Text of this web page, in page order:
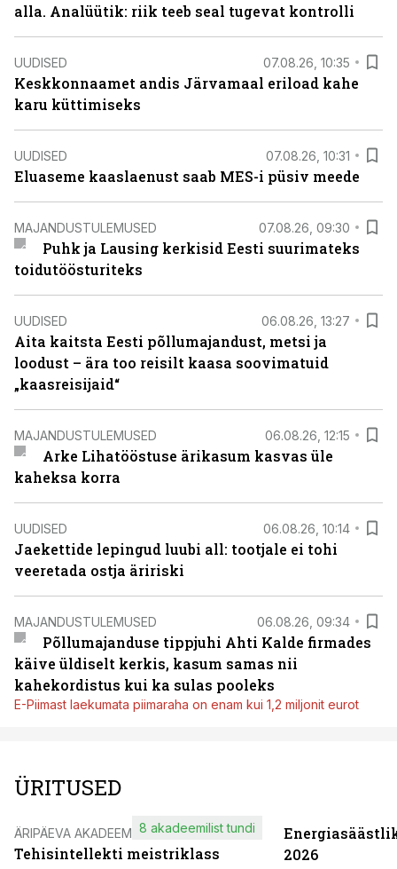
alla. Analüütik: riik teeb seal tugevat kontrolli
UUDISED 07.08.26, 10:35
Keskkonnaamet andis Järvamaal eriload kahe
karu küttimiseks
UUDISED 07.08.26, 10:31
Eluaseme kaaslaenust saab MES-i püsiv meede
MAJANDUSTULEMUSED 07.08.26, 09:30
Puhk ja Lausing kerkisid Eesti suurimateks
toidutöösturiteks
UUDISED 06.08.26, 13:27
Aita kaitsta Eesti põllumajandust, metsi ja
loodust – ära too reisilt kaasa soovimatuid
„kaasreisijaid“
MAJANDUSTULEMUSED 06.08.26, 12:15
Arke Lihatööstuse ärikasum kasvas üle
kaheksa korra
UUDISED 06.08.26, 10:14
Jaekettide lepingud luubi all: tootjale ei tohi
veeretada ostja äririski
MAJANDUSTULEMUSED 06.08.26, 09:34
Põllumajanduse tippjuhi Ahti Kalde firmades
käive üldiselt kerkis, kasum samas nii
kahekordistus kui ka sulas pooleks
E-Piimast laekumata piimaraha on enam kui 1,2 miljonit eurot
ÜRITUSED
ÄRIPÄEVA AKADEEMIA
Tehisintellekti meistriklass
8 akadeemilist tundi
2026